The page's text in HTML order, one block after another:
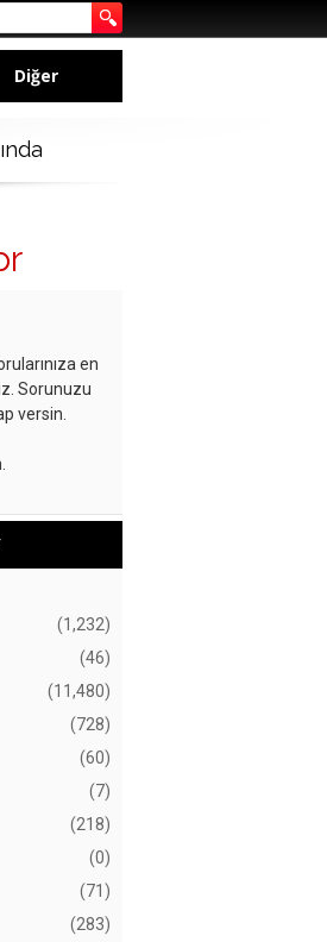
Diğer
en
Sorunuzu
versin.
(1,232)
(46)
(11,480)
(728)
(60)
(7)
(218)
(0)
(71)
(283)